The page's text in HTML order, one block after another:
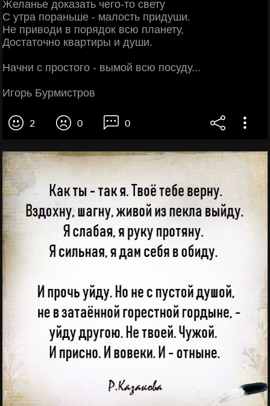
Желанье доказать чего-то свету
С утра пораньше - малость придуши.
Не приводи в порядок всю планету,
Достаточно квартиры и души.
Начни с простого - вымой всю посуду...
Игорь Бурмистров
2 0 0